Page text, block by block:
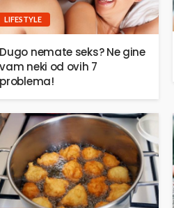
LIFESTYLE
Dugo nemate seks? Ne gine
vam neki od ovih 7
problema!